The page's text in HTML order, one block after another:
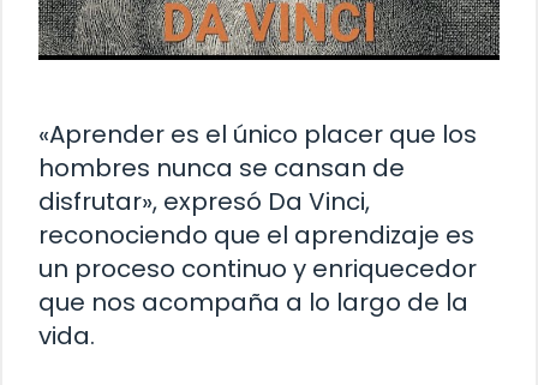
«Aprender es el único placer que los
hombres nunca se cansan de
disfrutar», expresó Da Vinci,
reconociendo que el aprendizaje es
un proceso continuo y enriquecedor
que nos acompaña a lo largo de la
vida.